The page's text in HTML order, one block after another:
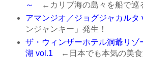
～
←カリブ海の島々を船で巡
アマンジオ／ジョグジャカルタ
ンジャンキー」発生！
ザ・ウィンザーホテル洞爺リゾ
湖 vol.1 ←日本でも本気の美食